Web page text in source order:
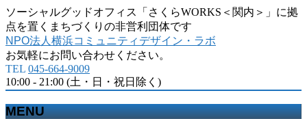
ソーシャルグッドオフィス「さくらWORKS＜関内＞」に拠
点を置くまちづくりの非営利団体です
NPO法人横浜コミュニティデザイン・ラボ
お気軽にお問い合わせください。
TEL 045-664-9009
10:00 - 21:00 (土・日・祝日除く)
MENU